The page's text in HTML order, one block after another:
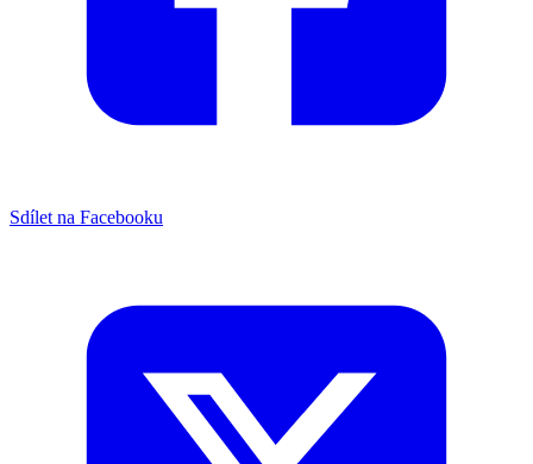
Sdílet na Facebooku